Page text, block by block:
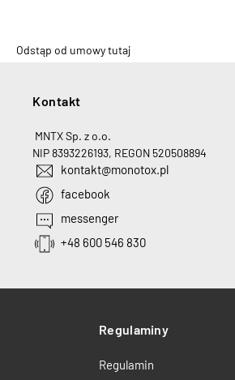
Odstąp od umowy tutaj
Kontakt
MNTX Sp. z o.o.
NIP 8393226193, REGON 520508894
kontakt@monotox.pl
facebook
messenger
+48 600 546 830
Regulaminy
Regulamin